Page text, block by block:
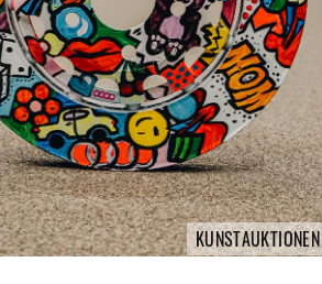
KUNSTAUKTIONEN